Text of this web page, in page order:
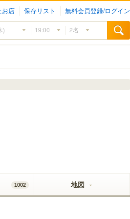
お店 保存リスト 無料会員登録/ログイン
1002 地図